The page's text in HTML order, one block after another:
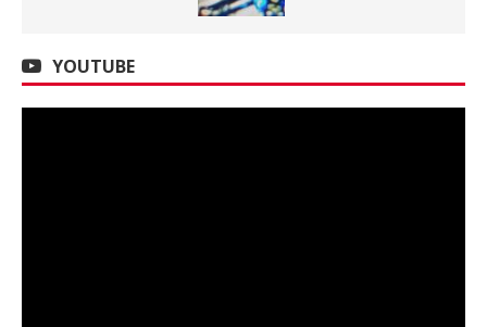
YOUTUBE